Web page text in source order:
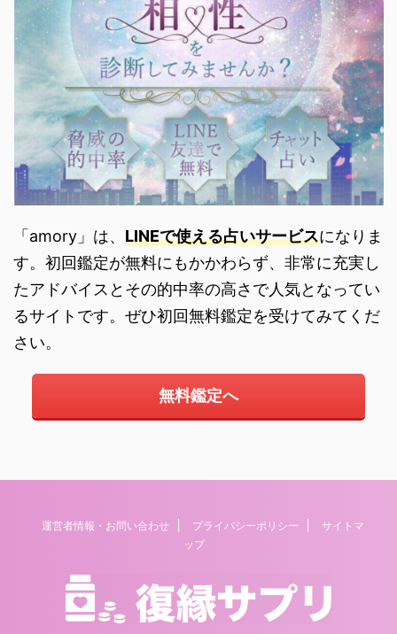
「amory」は、 LINEで使える占いサービスになりま
す。初回鑑定が無料にもかかわらず、非常に充実し
たアドバイスとその的中率の高さで人気となってい
るサイトです。ぜひ初回無料鑑定を受けてみてくだ
さい。
無料鑑定へ
運営者情報・お問い合わせ プライバシーポリシー
サイトマ
ップ